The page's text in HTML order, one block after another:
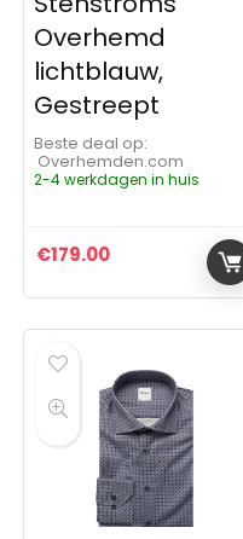
Overhemd
lichtblauw,
Gestreept
Beste deal op:
Overhemden.com
2-4 werkdagen in huis
€179.00